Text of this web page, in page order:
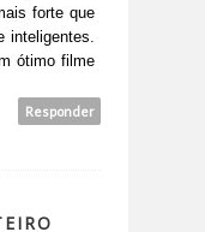
forte que
inteligentes.
ótimo filme
Responder